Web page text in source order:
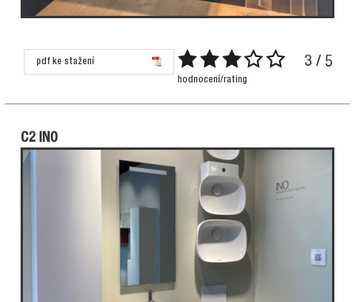
pdf ke stažení 3 / 5
hodnocení/rating
C2 INO